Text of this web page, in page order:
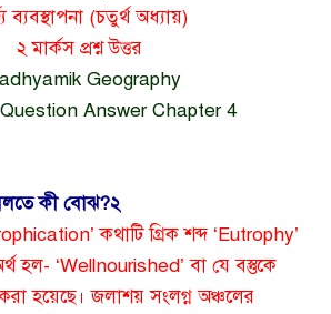
ব্যবস্থাপনা (চতুর্থ অধ্যায়)
২ মার্কস প্রশ্ন উত্তর
Geography
Answer Chapter 4
কী বোঝ?২
কথাটি গ্রিক শব্দ ‘Eutrophy’
হল- ‘Wellnourished’ বা যে বস্তুকে
হয়েছে। জলাশয় সংলগ্ন অঞ্চলের